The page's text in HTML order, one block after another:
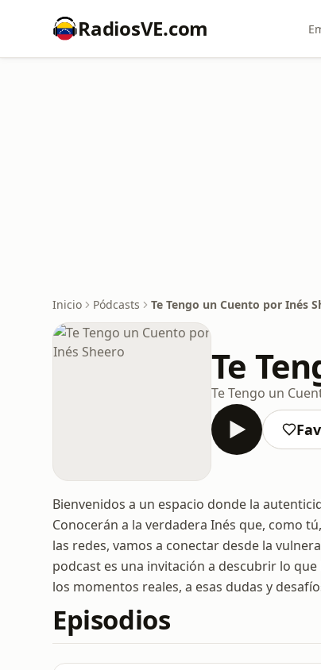
RadiosVE.com
Inicio Pódcasts Te Tengo un Cuento por Inés
Te
Te Tengo un
Bienvenidos a un espacio donde la
Conocerán a la verdadera Inés que, como
las redes, vamos a conectar desde la
podcast es una invitación a descubrir lo
los momentos reales, a esas dudas y
Episodios